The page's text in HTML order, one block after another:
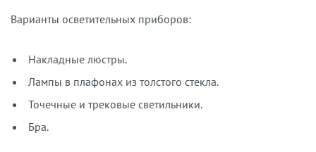
Варианты осветительных приборов:
Накладные люстры.
Лампы в плафонах из толстого стекла.
Точечные и трековые светильники.
Бра.